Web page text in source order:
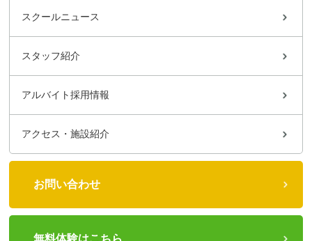
スクールニュース
スタッフ紹介
アルバイト採用情報
アクセス・施設紹介
お問い合わせ
無料体験はこちら